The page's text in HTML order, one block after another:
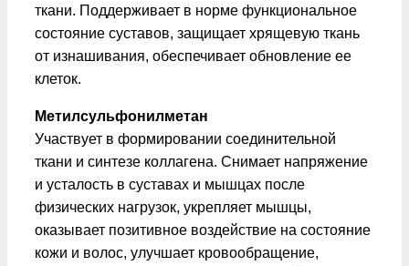
ткани. Поддерживает в норме функциональное
состояние суставов, защищает хрящевую ткань
от изнашивания, обеспечивает обновление ее
клеток.
Метилсульфонилметан
Участвует в формировании соединительной
ткани и синтезе коллагена. Снимает напряжение
и усталость в суставах и мышцах после
физических нагрузок, укрепляет мышцы,
оказывает позитивное воздействие на состояние
кожи и волос, улучшает кровообращение,